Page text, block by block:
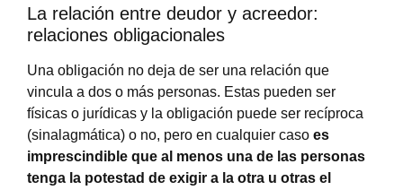
La relación entre deudor y acreedor:
relaciones obligacionales
Una obligación no deja de ser una relación que
vincula a dos o más personas. Estas pueden ser
físicas o jurídicas y la obligación puede ser recíproca
(sinalagmática) o no, pero en cualquier caso es
imprescindible que al menos una de las personas
tenga la potestad de exigir a la otra u otras el